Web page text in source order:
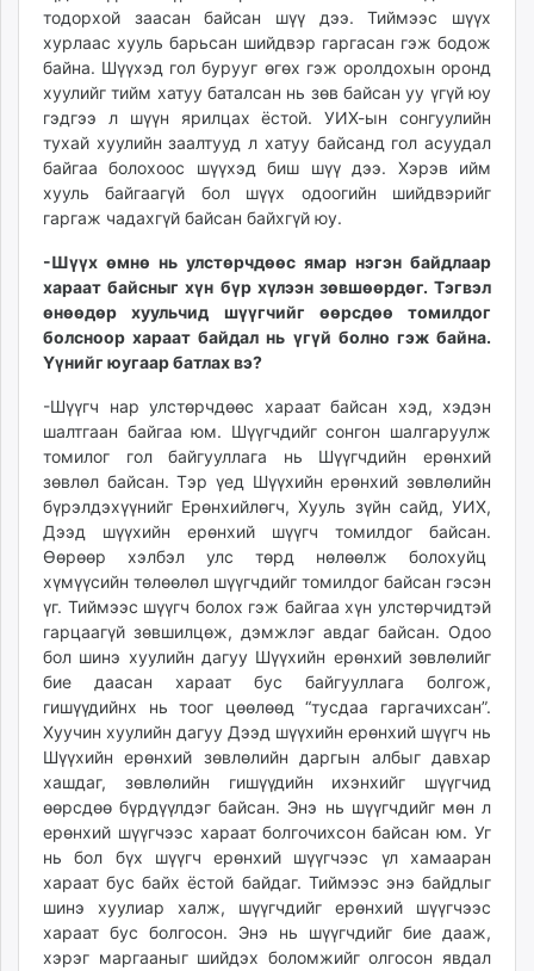
тодорхой заасан байсан шүү дээ. Тиймээс шүүх
хурлаас хууль барьсан шийдвэр гаргасан гэж бодож
байна. Шүүхэд гол бурууг өгөх гэж оролдохын оронд
хуулийг тийм хатуу баталсан нь зөв байсан уу үгүй юу
гэдгээ л шүүн ярилцах ёстой. УИХ-ын сонгуулийн
тухай хуулийн заалтууд л хатуу байсанд гол асуудал
байгаа болохоос шүүхэд биш шүү дээ. Хэрэв ийм
хууль байгаагүй бол шүүх одоогийн шийдвэрийг
гаргаж чадахгүй байсан байхгүй юу.
-Шүүх өмнө нь улстөрчдөөс ямар нэгэн байдлаар
хараат байсныг хүн бүр хүлээн зөвшөөрдөг. Тэгвэл
өнөөдөр хуульчид шүүгчийг өөрсдөө томилдог
болсноор хараат байдал нь үгүй болно гэж байна.
Үүнийг юугаар батлах вэ?
-Шүүгч нар улстөрчдөөс хараат байсан хэд, хэдэн
шалтгаан байгаа юм. Шүүгчдийг сонгон шалгаруулж
томилог гол байгууллага нь Шүүгчдийн ерөнхий
зөвлөл байсан. Тэр үед Шүүхийн ерөнхий зөвлөлийн
бүрэлдэхүүнийг Ерөнхийлөгч, Хууль зүйн сайд, УИХ,
Дээд шүүхийн ерөнхий шүүгч томилдог байсан.
Өөрөөр хэлбэл улс төрд нөлөөлж болохуйц
хүмүүсийн төлөөлөл шүүгчдийг томилдог байсан гэсэн
үг. Тиймээс шүүгч болох гэж байгаа хүн улстөрчидтэй
гарцаагүй зөвшилцөж, дэмжлэг авдаг байсан. Одоо
бол шинэ хуулийн дагуу Шүүхийн ерөнхий зөвлөлийг
бие даасан хараат бус байгууллага болгож,
гишүүдийнх нь тоог цөөлөөд “тусдаа гаргачихсан”.
Хуучин хуулийн дагуу Дээд шүүхийн ерөнхий шүүгч нь
Шүүхийн ерөнхий зөвлөлийн даргын албыг давхар
хашдаг, зөвлөлийн гишүүдийн ихэнхийг шүүгчид
өөрсдөө бүрдүүлдэг байсан. Энэ нь шүүгчдийг мөн л
ерөнхий шүүгчээс хараат болгочихсон байсан юм. Уг
нь бол бүх шүүгч ерөнхий шүүгчээс үл хамааран
хараат бус байх ёстой байдаг. Тиймээс энэ байдлыг
шинэ хуулиар халж, шүүгчдийг ерөнхий шүүгчээс
хараат бус болгосон. Энэ нь шүүгчдийг бие дааж,
хэрэг маргааныг шийдэх боломжийг олгосон явдал